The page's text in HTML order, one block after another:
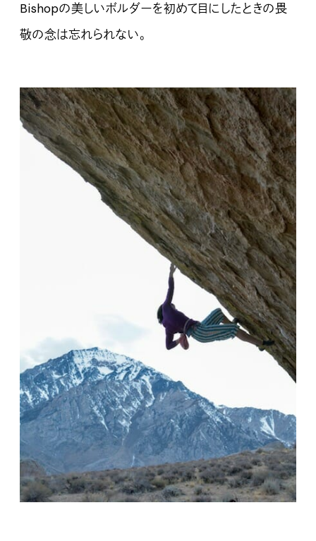
Bishopの美しいボルダーを初めて目にしたときの畏
敬の念は忘れられない。